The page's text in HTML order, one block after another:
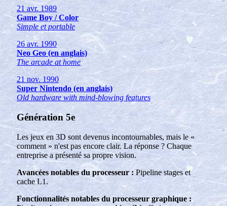
21 avr. 1989
Game Boy / Color
Simple et portable
26 avr. 1990
Neo Geo (en anglais)
The arcade at home
21 nov. 1990
Super Nintendo (en anglais)
Old hardware with mind-blowing features
Génération 5e
Les jeux en 3D sont devenus incontournables, mais le «
comment » n'est pas encore clair. La réponse ? Chaque
entreprise a présenté sa propre vision.
Avancées notables du processeur : Pipeline stages et
cache L1.
Fonctionnalités notables du processeur graphique :